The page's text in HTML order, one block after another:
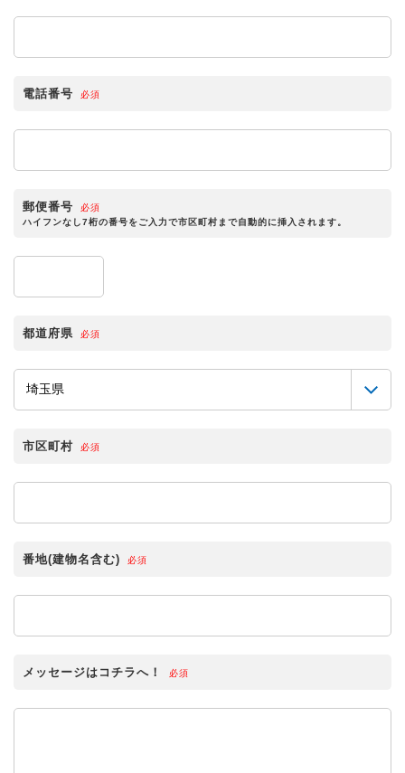
電話番号 必須
郵便番号
必須
ハイフンなし7桁の番号をご入力で市区町村まで自動的に挿入されます。
都道府県 必須
市区町村 必須
番地(建物名含む) 必須
メッセージはコチラへ！ 必須